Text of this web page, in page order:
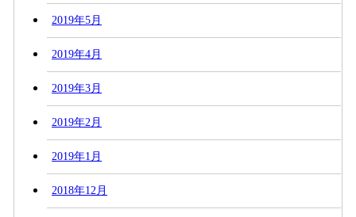
2019年5月
2019年4月
2019年3月
2019年2月
2019年1月
2018年12月